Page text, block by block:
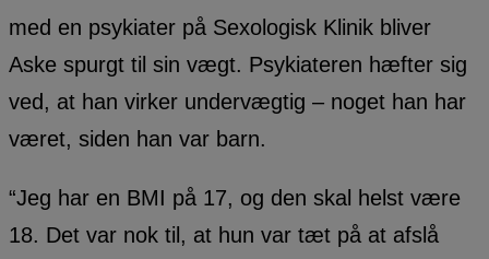
med en psykiater på Sexologisk Klinik bliver
Aske spurgt til sin vægt. Psykiateren hæfter sig
ved, at han virker undervægtig – noget han har
været, siden han var barn.
“Jeg har en BMI på 17, og den skal helst være
18. Det var nok til, at hun var tæt på at afslå